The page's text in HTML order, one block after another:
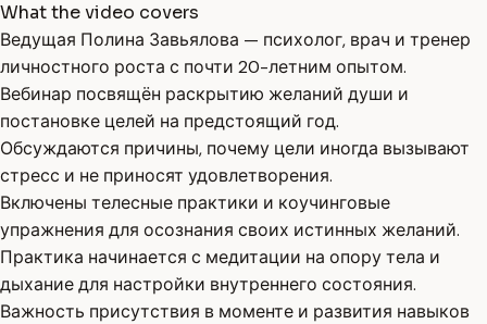
What the video covers
Ведущая Полина Завьялова — психолог, врач и тренер
личностного роста с почти 20-летним опытом.
Вебинар посвящён раскрытию желаний души и
постановке целей на предстоящий год.
Обсуждаются причины, почему цели иногда вызывают
стресс и не приносят удовлетворения.
Включены телесные практики и коучинговые
упражнения для осознания своих истинных желаний.
Практика начинается с медитации на опору тела и
дыхание для настройки внутреннего состояния.
Важность присутствия в моменте и развития навыков